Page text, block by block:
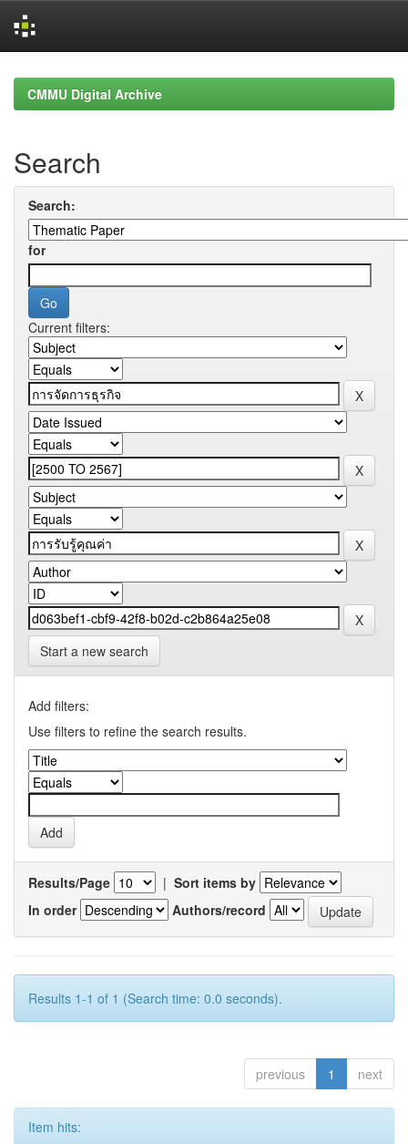
navigationCMMU Digital Archive
Search
Search:
for
Current filters:
Start a new search
Add filters:
Use filters to refine the search results.
Results/Page | Sort items by
In order
Authors/record
Results 1-1 of 1 (Search time: 0.0 seconds).
previous 1 next
Item hits: